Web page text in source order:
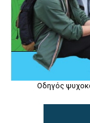
Οδηγός